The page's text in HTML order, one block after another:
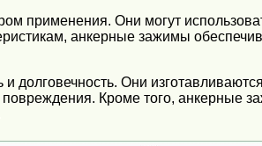
применения. Они могут
анкерные зажимы
Они
Кроме того, анкерные